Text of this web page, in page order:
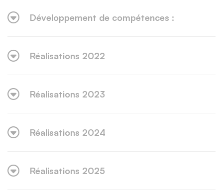
Développement de compétences :
Réalisations 2022
Réalisations 2023
Réalisations 2024
Réalisations 2025